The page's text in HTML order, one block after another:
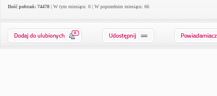
Ilość pobrań: 74478 | W tym miesiącu: 0 | W poprzednim miesiącu: 66
0